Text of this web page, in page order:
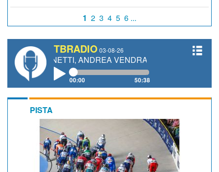
1 2 3 4 5 6 ...
TBRADIO 03-08-26
GIANETTI, ANDREA VENDRAME, FILIPPO FIORELLI
00:00 50:38
PISTA